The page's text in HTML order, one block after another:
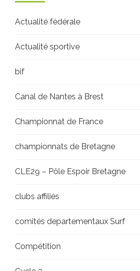
Actualité fédérale
Actualité sportive
bif
Canal de Nantes à Brest
Championnat de France
championnats de Bretagne
CLE29 – Pôle Espoir Bretagne
clubs affiliés
comités departementaux Surf
Compétition